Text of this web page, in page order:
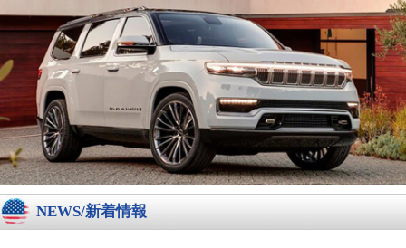
NEWS/新着情報